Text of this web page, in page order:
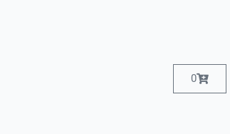
0
Kosár